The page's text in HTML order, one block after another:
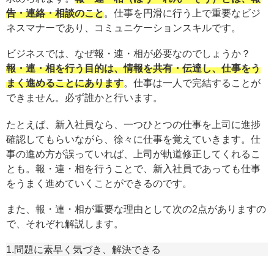
告・連絡・相談のこと。仕事を円滑に行う上で重要なビジ
ネスマナーであり、コミュニケーションスキルです。
ビジネスでは、なぜ報・連・相が必要なのでしょうか？
報・連・相を行う目的は、情報を共有・伝達し、仕事をう
まく進めることにあります。仕事は一人で完結することが
できません。必ず誰かと行います。
たとえば、新入社員なら、一つひとつの仕事を上司に進捗
確認してもらいながら、徐々に仕事を覚えていきます。仕
事の進め方が誤っていれば、上司が軌道修正してくれるこ
とも。報・連・相を行うことで、新入社員であっても仕事
をうまく進めていくことができるのです。
また、報・連・相が重要な理由として次の2点がありますの
で、それぞれ解説します。
1.問題に素早く気づき、解決できる